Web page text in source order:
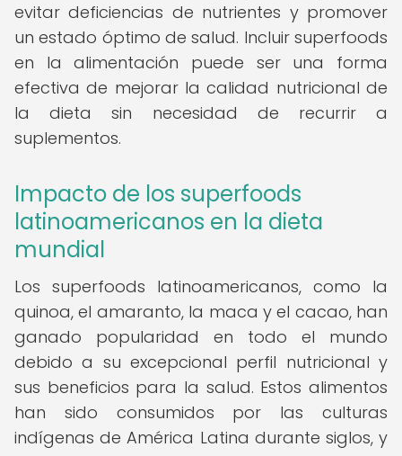
evitar deficiencias de nutrientes y promover
un estado óptimo de salud. Incluir superfoods
en la alimentación puede ser una forma
efectiva de mejorar la calidad nutricional de
la dieta sin necesidad de recurrir a
suplementos.
Impacto de los superfoods
latinoamericanos en la dieta
mundial
Los superfoods latinoamericanos, como la
quinoa, el amaranto, la maca y el cacao, han
ganado popularidad en todo el mundo
debido a su excepcional perfil nutricional y
sus beneficios para la salud. Estos alimentos
han sido consumidos por las culturas
indígenas de América Latina durante siglos, y